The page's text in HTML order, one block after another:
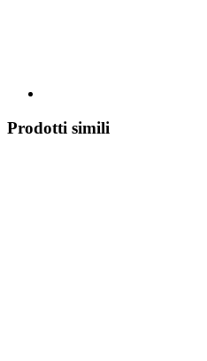
Prodotti simili